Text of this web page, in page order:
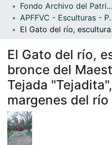
Fondo Archivo del Patrimonio Fotográfico y Fílmico del Valle del Cauca
APFFVC
El Gato
El Gato del río,
bronce del
Tejada
margenes del río